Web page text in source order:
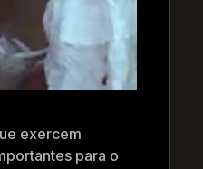
exercem
para o